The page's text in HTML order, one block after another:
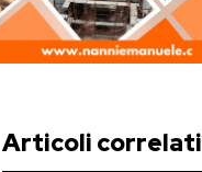
Articoli correlati